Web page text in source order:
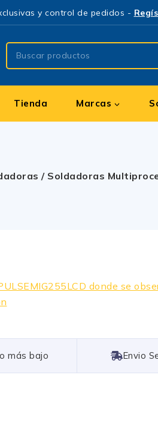
y control de pedidos -
Tienda Marcas
/ Soldadoras
Price Free